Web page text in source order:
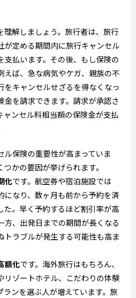
理解しましょう。旅行者は、旅行
が定める期間内に旅行キャンセル
支払います。その後、もし保険の
えば、急な病気やケガ、親族の不
をキャンセルせざるを得なくなっ
金を請求できます。請求が承認さ
ャンセル料相当額の保険金が支払
ル保険の重要性が高まっていま
かの要因が挙げられます。
化です。航空券や宿泊施設では
になり、数ヶ月も前から予約を済
た。早く予約するほど割引率が高
方、出発日までの期間が長くなる
トラブルが発生する可能性も高ま
額化です。海外旅行はもちろん、
リゾートホテル、こだわりの体験
ランを選ぶ人が増えています。旅